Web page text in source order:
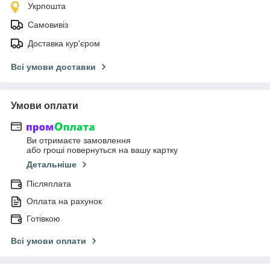
Укрпошта
Самовивіз
Доставка кур'єром
Всі умови доставки
Умови оплати
Ви отримаєте замовлення
або гроші повернуться на вашу картку
Детальніше
Післяплата
Оплата на рахунок
Готівкою
Всі умови оплати